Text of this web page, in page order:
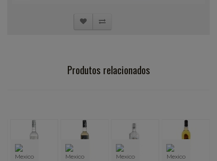
Produtos relacionados